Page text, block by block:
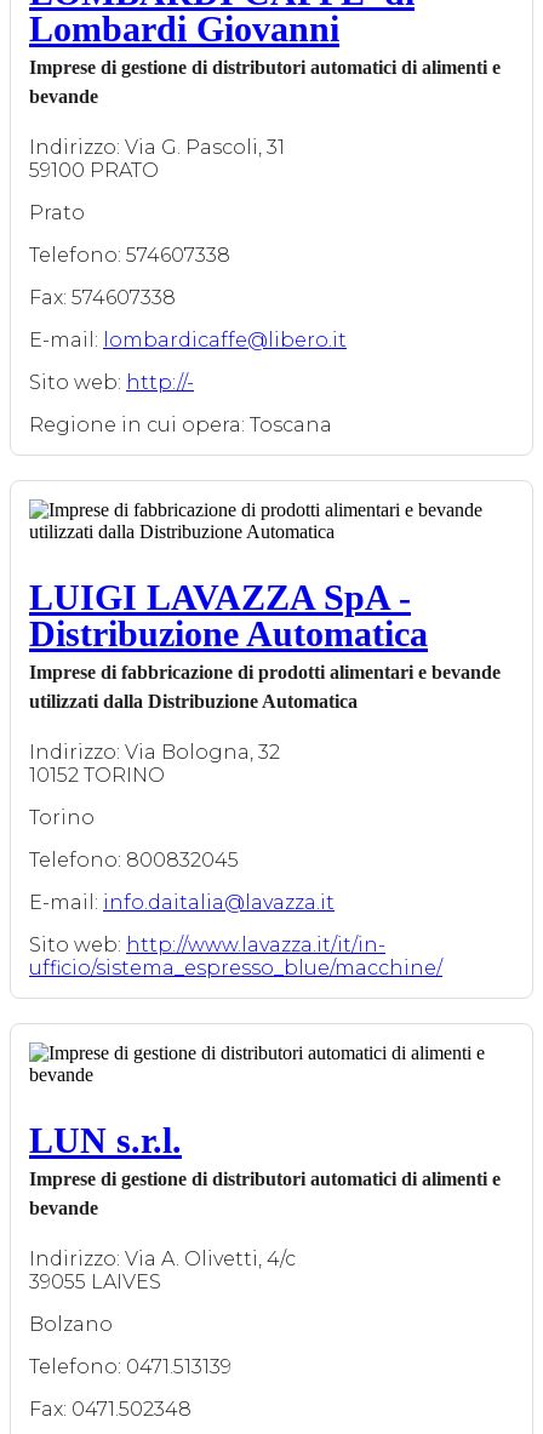
Lombardi Giovanni
Imprese di gestione di distributori automatici di alimenti e
bevande
Indirizzo: Via G. Pascoli, 31
59100 PRATO
Prato
Telefono: 574607338
Fax: 574607338
E-mail: lombardicaffe@libero.it
Sito web: http://-
Regione in cui opera: Toscana
LUIGI LAVAZZA SpA -
Distribuzione Automatica
Imprese di fabbricazione di prodotti alimentari e bevande
utilizzati dalla Distribuzione Automatica
Indirizzo: Via Bologna, 32
10152 TORINO
Torino
Telefono: 800832045
E-mail: info.daitalia@lavazza.it
Sito web: http://www.lavazza.it/it/in-
ufficio/sistema_espresso_blue/macchine/
LUN s.r.l.
Imprese di gestione di distributori automatici di alimenti e
bevande
Indirizzo: Via A. Olivetti, 4/c
39055 LAIVES
Bolzano
Telefono: 0471.513139
Fax: 0471.502348